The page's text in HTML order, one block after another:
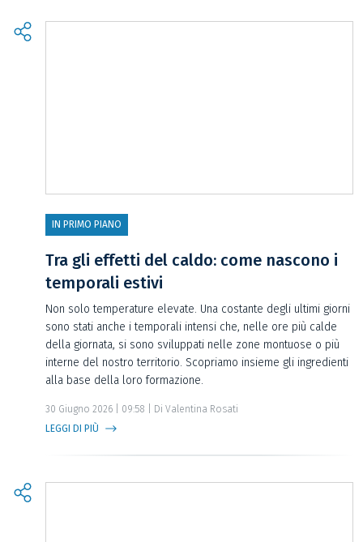
IN PRIMO PIANO
Tra gli effetti del caldo: come nascono i
temporali estivi
Non solo temperature elevate. Una costante degli ultimi giorni
sono stati anche i temporali intensi che, nelle ore più calde
della giornata, si sono sviluppati nelle zone montuose o più
interne del nostro territorio. Scopriamo insieme gli ingredienti
alla base della loro formazione.
30 Giugno 2026 | 09:58 | Di Valentina Rosati
LEGGI DI PIÙ